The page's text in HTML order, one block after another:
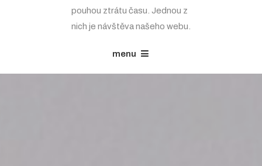
pouhou ztrátu času. Jednou z
nich je návštěva našeho webu.
menu